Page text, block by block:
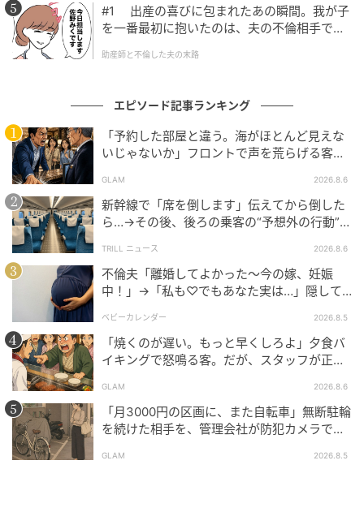
悪をされたわけじゃない。
陰口を叩かれたわけでもない。ただ、にこやかな顔で
その後、私は少しずつ彼女と距離を置いた。やがて彼
女の一家が引っ越し、会わなくなったと知ったとき、
正直、ほっとしている自分がいた。
トラブルにはならなかった。それでも、玄関先で偶然
あの笑顔と再会する場面を想像するだけで、今も背筋
がひやりとするのだ。
※GLAMが独自に実施したアンケートで集めた、40
代・女性読者様の体験談をもとに記事化しています
※本コンテンツ内の画像は、生成AIを利用して作成し
ています。
元記事で読む
次の記事
#1 出産の喜びに包まれたあの瞬間。我が子
を一番最初に抱いたのは、夫の不倫相手でし
助産師と不倫した夫の末路
エピソード記事ランキング
「予約した部屋と違う。海がほとんど見えな
いじゃないか」フロントで声を荒らげる客。
GLAM 2026.8.6
新幹線で「席を倒します」伝えてから倒した
ら…→その後、後ろの乗客の“予想外の行動”に
TRILL ニュース 2026.8.6
不倫夫「離婚してよかった〜今の嫁、妊娠
中！」→「私も♡でもあなた実は…」隠して
ベビーカレンダー 2026.8.5
「焼くのが遅い。もっと早くしろよ」夕食バ
イキングで怒鳴る客。だが、スタッフが正論
GLAM 2026.8.6
「月3000円の区画に、また自転車」無断駐輪
を続けた相手を、管理会社が防犯カメラで特
GLAM 2026.8.5